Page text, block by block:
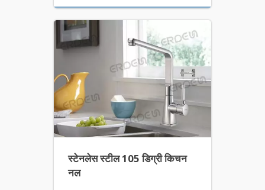
स्टेनलेस स्टील 105 डिग्री किचन
नल